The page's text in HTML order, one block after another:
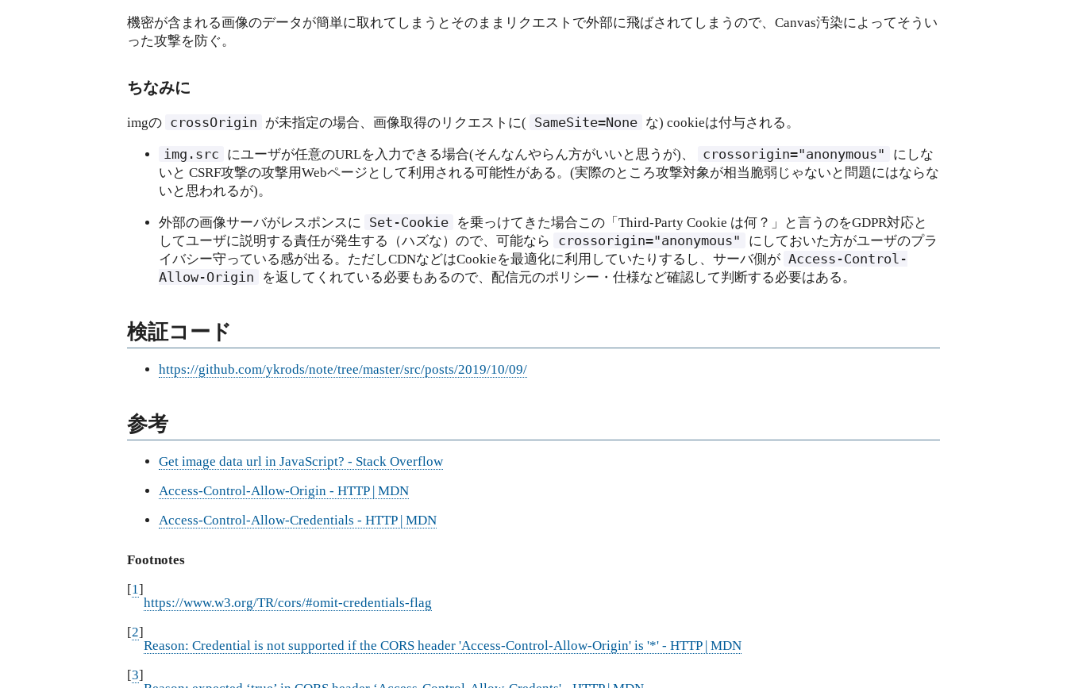
機密が含まれる画像のデータが簡単に取れてしまうとそのままリクエストで外部に飛ばされてしまうので、Canvas汚染によってそうい
った攻撃を防ぐ。
ちなみに
imgの crossOrigin が未指定の場合、画像取得のリクエストに( SameSite=None な) cookieは付与される。
img.src にユーザが任意のURLを入力できる場合(そんなんやらん方がいいと思うが)、 crossorigin="anonymous"
にしな
いと CSRF攻撃の攻撃用Webページとして利用される可能性がある。(実際のところ攻撃対象が相当脆弱じゃないと問題にはならな
いと思われるが)。
外部の画像サーバがレスポンスに Set-Cookie
を乗っけてきた場合この「Third-Party Cookie は何？」と言うのをGDPR対応と
してユーザに説明する責任が発生する（ハズな）ので、可能なら
crossorigin="anonymous"
にしておいた方がユーザのプラ
イバシー守っている感が出る。ただしCDNなどはCookieを最適化に利用していたりするし、サーバ側が Access-Control-
Allow-Origin
を返してくれている必要もあるので、配信元のポリシー・仕様など確認して判断する必要はある。
検証コード
https://github.com/ykrods/note/tree/master/src/posts/2019/10/09/
参考
Get image data url in JavaScript? - Stack Overflow
Access-Control-Allow-Origin - HTTP | MDN
Access-Control-Allow-Credentials - HTTP | MDN
Footnotes
[1]
https://www.w3.org/TR/cors/#omit-credentials-flag
[2]
Reason: Credential is not supported if the CORS header 'Access-Control-Allow-Origin' is '*' - HTTP | MDN
[3]